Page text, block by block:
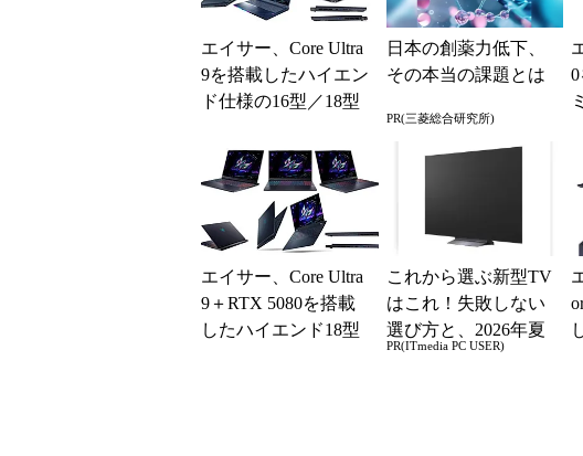
エイサー、Core Ultra
9を搭載したハイエン
ド仕様の16型／18型
日本の創薬力低下、
その本当の課題とは
PR(三菱総合研究所)
エイサー、Core Ultra
9＋RTX 5080を搭載
したハイエンド18型
これから選ぶ新型TV
はこれ！失敗しない
選び方と、2026年夏
の一押しモデル
PR(ITmedia PC USER)